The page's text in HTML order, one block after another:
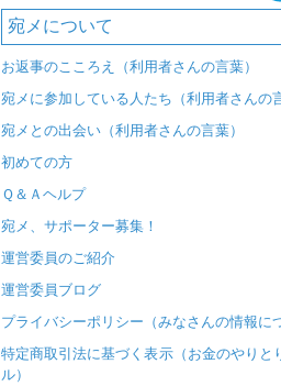
宛メについて
お返事のこころえ（利用者さんの言葉）
宛メに参加している人たち（利用者さんの
宛メとの出会い（利用者さんの言葉）
初めての方
Ｑ＆Ａヘルプ
宛メ、サポーター募集！
運営委員のご紹介
運営委員ブログ
プライバシーポリシー（みなさんの情報に
特定商取引法に基づく表示（お金のやりと
ル）